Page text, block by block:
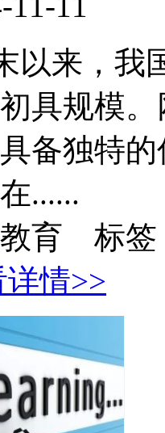
以来，我
具规模
备独特
......
教育 标签
详情>>